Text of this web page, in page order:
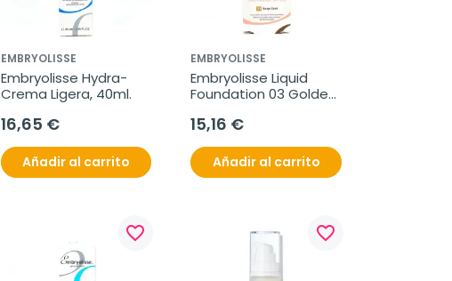
EMBRYOLISSE
Embryolisse Hydra-
Crema Ligera, 40ml.
16,65 €
Añadir al carrito
EMBRYOLISSE
Embryolisse Liquid
Foundation 03 Golden
15,16 €
Añadir al carrito
favorite_border favorite_border